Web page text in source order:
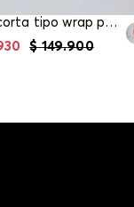
Falda corta tipo wrap para mujer
$ 149.900